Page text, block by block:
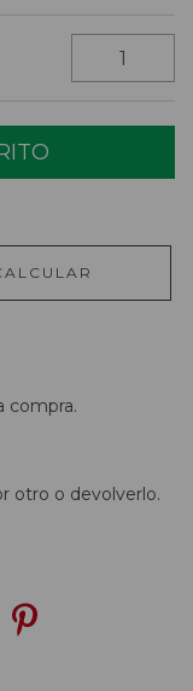
compra.
otro o devolverlo.